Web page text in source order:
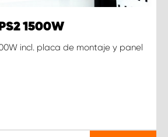
1500W
incl. placa de montaje y panel